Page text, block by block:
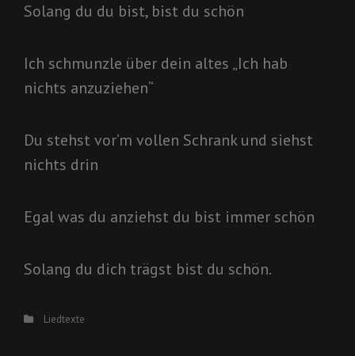
Solang du du bist, bist du schön
Ich schmunzle über dein altes „Ich hab
nichts anzuziehen“
Du stehst vor’m vollen Schrank und siehst
nichts drin
Egal was du anziehst du bist immer schön
Solang du dich trägst bist du schön.
Categories
Liedtexte